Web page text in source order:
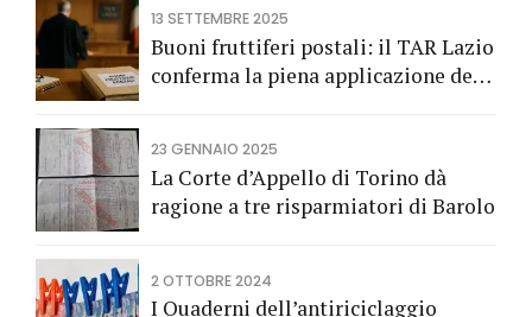
13 SETTEMBRE 2025
Buoni fruttiferi postali: il TAR Lazio
conferma la piena applicazione del
fruttiferi postali.
23 GENNAIO 2025
La Corte d’Appello di Torino dà
ragione a tre risparmiatori di Barolo
2 OTTOBRE 2024
I Quaderni dell’antiriciclaggio